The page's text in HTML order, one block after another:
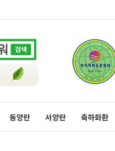
동양란 서양란 축하화환